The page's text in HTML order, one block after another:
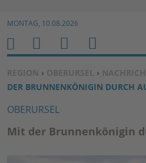
Zum Inhalt
MONTAG, 10.08.2026
SIE BEFINDEN SICH HIER:
REGION › OBERURSEL ›
DER BRUNNENKÖNIGIN DURCH
OBERURSEL
Mit der Brunnenkönigin
H
O
M
E
M
E
N
U
S
U
C
N
B
E
N
Z